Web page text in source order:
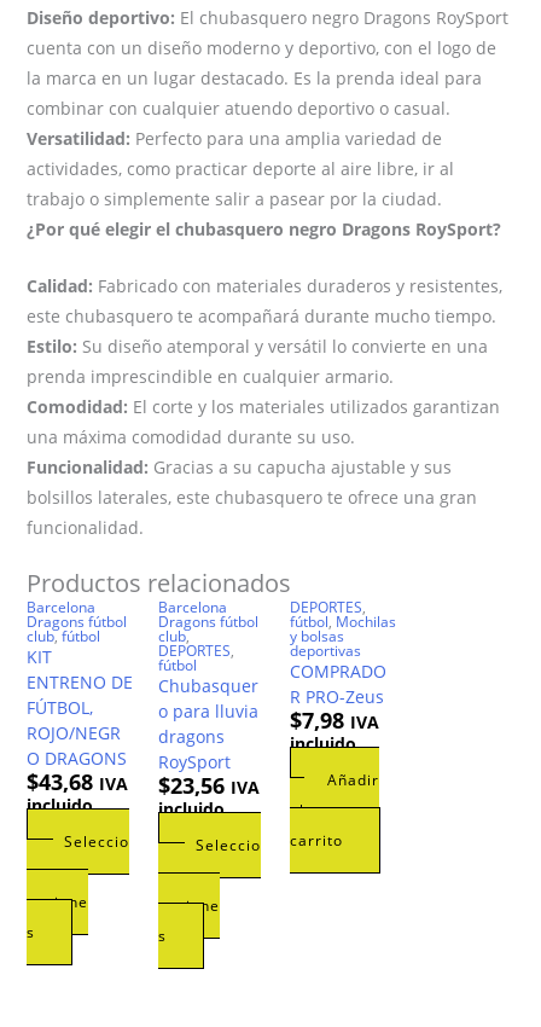
Diseño deportivo: El chubasquero negro Dragons RoySport
cuenta con un diseño moderno y deportivo, con el logo de
la marca en un lugar destacado. Es la prenda ideal para
combinar con cualquier atuendo deportivo o casual.
Versatilidad: Perfecto para una amplia variedad de
actividades, como practicar deporte al aire libre, ir al
trabajo o simplemente salir a pasear por la ciudad.
¿Por qué elegir el chubasquero negro Dragons RoySport?
Calidad: Fabricado con materiales duraderos y resistentes,
este chubasquero te acompañará durante mucho tiempo.
Estilo: Su diseño atemporal y versátil lo convierte en una
prenda imprescindible en cualquier armario.
Comodidad: El corte y los materiales utilizados garantizan
una máxima comodidad durante su uso.
Funcionalidad: Gracias a su capucha ajustable y sus
bolsillos laterales, este chubasquero te ofrece una gran
funcionalidad.
Productos relacionados
Barcelona
Dragons fútbol
club,fútbol
KIT
ENTRENO DE
FÚTBOL,
ROJO/NEGR
O DRAGONS
$43,68 IVA
incluido
Seleccio
nar
opcione
s
Este
producto
Barcelona
Dragons fútbol
club,
DEPORTES,
fútbol
Chubasquer
o para lluvia
dragons
RoySport
$23,56 IVA
incluido
Seleccio
nar
opcione
s
Este
producto
DEPORTES,
fútbol, Mochilas
y bolsas
deportivas
COMPRADO
R PRO-Zeus
$7,98 IVA
incluido
Añadir
al
carrito